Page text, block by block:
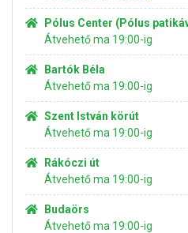
Pólus Center (Pólus
Átvehető ma 19:00-ig
Bartók Béla
Átvehető ma 19:00-ig
Szent István körút
Átvehető ma 19:00-ig
Rákóczi út
Átvehető ma 19:00-ig
Budaörs
Átvehető ma 19:00-ig